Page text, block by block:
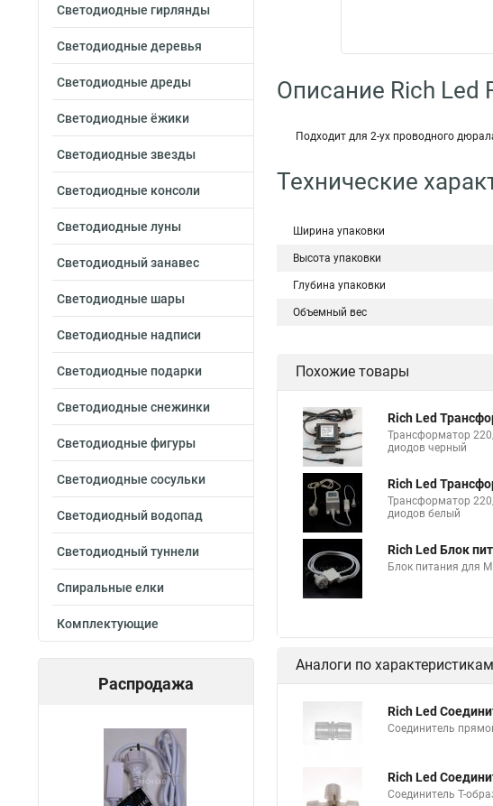
Светодиодные гирлянды
Светодиодные деревья
Светодиодные дреды
Светодиодные ёжики
Светодиодные звезды
Светодиодные консоли
Светодиодные луны
Светодиодный занавес
Светодиодные шары
Светодиодные надписи
Светодиодные подарки
Светодиодные снежинки
Светодиодные фигуры
Светодиодные сосульки
Светодиодный водопад
Светодиодный туннели
Спиральные елки
Комплектующие
Распродажа
Описание Rich Led
Подходит для 2-ух проводного
Технические
Ширина упаковки
Высота упаковки
Глубина упаковки
Объемный вес
Похожие товары
Rich Led
Трансформатор
диодов черный
Rich Led
Трансформатор
диодов белый
Rich Led Блок
Блок питания для
Аналоги по характеристикам
Rich Led
Соединитель
Rich Led
Соединитель T-